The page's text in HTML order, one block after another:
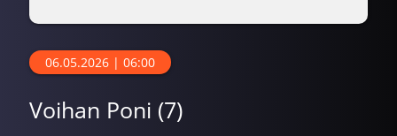
06.05.2026 | 06:00
Voihan Poni (7)